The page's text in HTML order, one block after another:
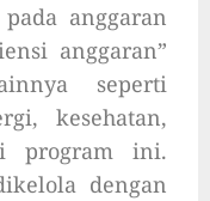
anggaran
anggaran”
seperti
kesehatan,
program ini.
dengan